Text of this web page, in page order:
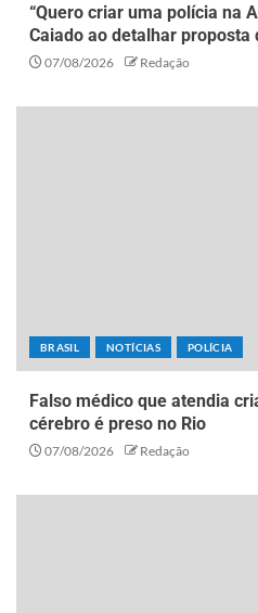
“Quero criar uma polícia na
Caiado ao detalhar
07/08/2026 Redação
BRASIL NOTÍCIAS POLÍCIA
Falso médico que atendia
cérebro é preso no Rio
07/08/2026 Redação